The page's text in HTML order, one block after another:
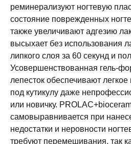
реминерализуют ногтевую
состояние поврежденных
также увеличивают адгезию
высыхает без использования
липкого слоя за 60 секунд и
Усовершенствованная гель-
лепесток обеспечивают
под кутикулу даже
или новичку.
самовыравнивается при
недостатки и неровности
требуют перемешивания, так